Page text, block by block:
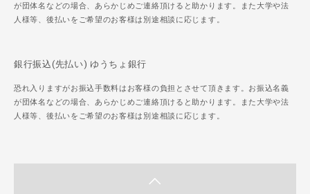
が団体名などの場合、あらかじめご連絡頂けると助かります。また大学や法
人様等、後払いをご希望のお客様は別途相談に応じます。
銀行振込(先払い) ゆうちょ銀行
恐れ入りますがお振込手数料はお客様の負担とさせて頂きます。お振込名義
が団体名などの場合、あらかじめご連絡頂けると助かります。また大学や法
人様等、後払いをご希望のお客様は別途相談に応じます。